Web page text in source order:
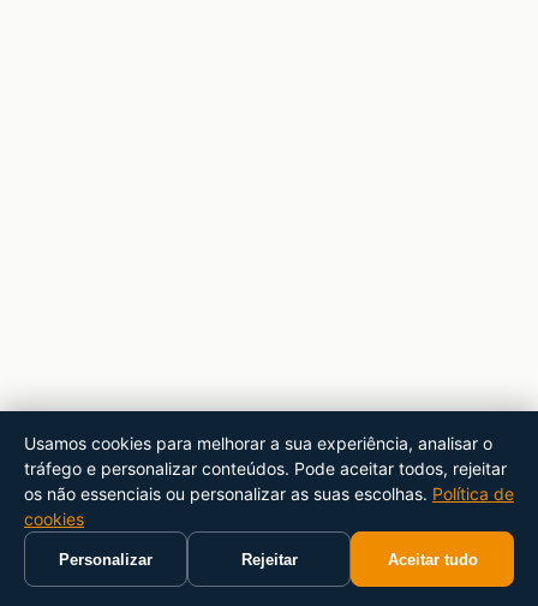
Usamos cookies para melhorar a sua experiência, analisar o
tráfego e personalizar conteúdos. Pode aceitar todos, rejeitar
os não essenciais ou personalizar as suas escolhas. Política de
cookies
Personalizar Rejeitar Aceitar tudo